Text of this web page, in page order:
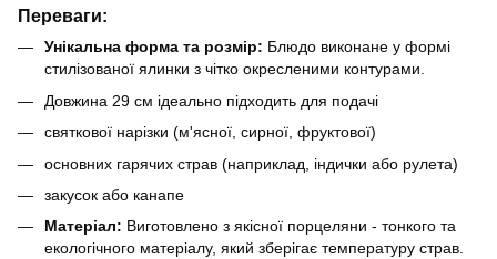
Переваги:
Унікальна форма та розмір: Блюдо виконане у формі
стилізованої ялинки з чітко окресленими контурами.
Довжина 29 см ідеально підходить для подачі
святкової нарізки (м'ясної, сирної, фруктової)
основних гарячих страв (наприклад, індички або рулета)
закусок або канапе
Матеріал: Виготовлено з якісної порцеляни - тонкого та
екологічного матеріалу, який зберігає температуру страв.